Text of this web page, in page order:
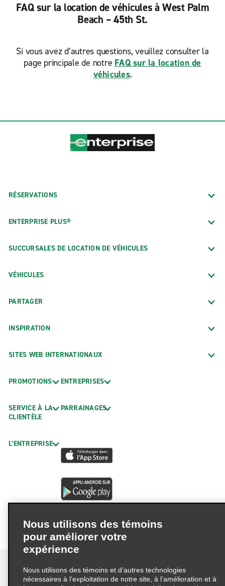
FAQ sur la location de véhicules à West Palm
Beach – 45th St.
Si vous avez d’autres questions, veuillez consulter la
page principale de notre FAQ sur la location de
véhicules.
RÉSERVATIONS
ENTERPRISE PLUS®
SUCCURSALES DE LOCATION DE VÉHICULES
VÉHICULES
PARTAGER
INSPIRATION
SITES WEB INTERNATIONAUX
PROMOTIONS
SERVICE À LA
CLIENTÈLE
L’ENTREPRISE
ENTREPRISES
PARRAINAGES
Nous utilisons des témoins
pour améliorer votre
expérience
Nous utilisons des témoins et d’autres technologies
nécessaires à l’exploitation de notre site, à l’amélioration et à